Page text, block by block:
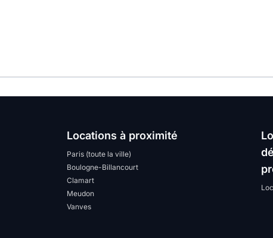
Locations à proximité
Paris (toute la ville)
Boulogne-Billancourt
Clamart
Meudon
Vanves